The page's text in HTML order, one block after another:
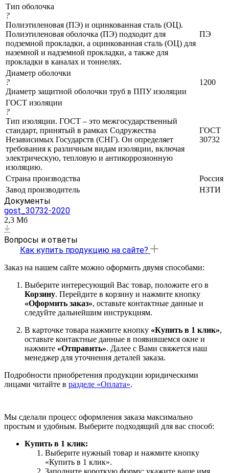
Тип оболочка
?
Полиэтиленовая (ПЭ) и оцинкованная сталь (ОЦ).
Полиэтиленовая оболочка (ПЭ) подходит для
подземной прокладки, а оцинкованная сталь (ОЦ) для
наземной и надземной прокладки, а также для
прокладки в каналах и тоннелях.
ПЭ
Диаметр оболочки
?
Диаметр защитной оболочки труб в ППУ изоляции
1200
ГОСТ изоляции
?
Тип изоляции. ГОСТ – это межгосударственный
стандарт, принятый в рамках Содружества
Независимых Государств (СНГ). Он определяет
требования к различным видам изоляции, включая
электрическую, тепловую и антикоррозионную
изоляцию.
ГОСТ
30732
Страна производства
Россия
Завод производитель
НЗТИ
Документы
gost_30732-2020
2,3 Мб
Вопросы и ответы
Как купить продукцию на сайте?
Заказ на нашем сайте можно оформить двумя способами:
Выберите интересующий Вас товар, положите его в
Корзину. Перейдите в корзину и нажмите кнопку
«Оформить заказ», оставьте контактные данные и
следуйте дальнейшим инструкциям.
В карточке товара нажмите кнопку «Купить в 1 клик»,
оставьте контактные данные в появившемся окне и
нажмите «Отправить». Далее с Вами свяжется наш
менеджер для уточнения деталей заказа.
Подробности приобретения продукции юридическими
лицами читайте в разделе «Оплата».
Мы сделали процесс оформления заказа максимально
простым и удобным. Выберите подходящий для вас способ:
Купить в 1 клик:
Выберите нужный товар и нажмите кнопку
«Купить в 1 клик».
Заполните короткую форму: укажите ваше имя,